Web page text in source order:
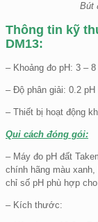
Bút
Thông tin kỹ
DM13:
– Khoảng đo pH: 3 – 8
– Độ phân giải: 0.2 pH
– Thiết bị hoạt động
Qui cách đóng gói:
– Máy đo pH đất
chính hãng màu
chỉ số pH phù hợp
– Kích thước: